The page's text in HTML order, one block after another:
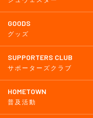
GOODS
グッズ
SUPPORTERS CLUB
サポーターズクラブ
HOMETOWN
普及活動